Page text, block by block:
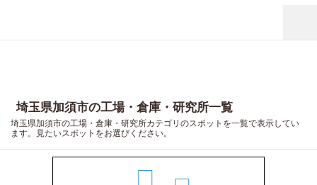
埼玉県加須市の工場・倉庫・研究所一覧
埼玉県加須市の工場・倉庫・研究所カテゴリのスポットを一覧で表示してい
ます。見たいスポットをお選びください。